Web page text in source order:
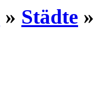
» Städte